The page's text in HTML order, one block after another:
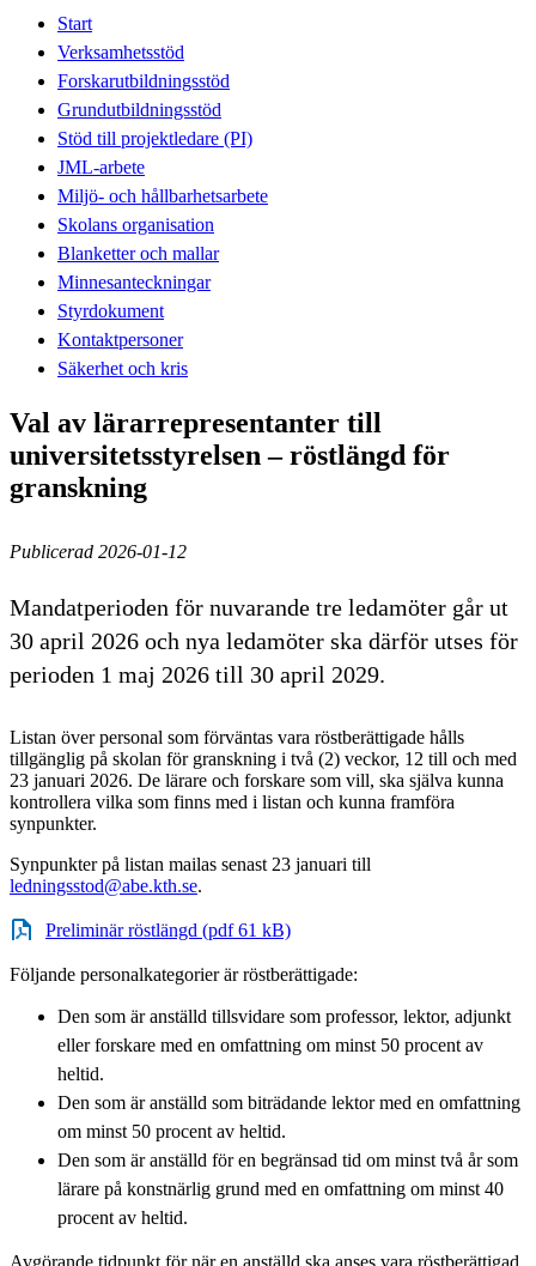
Start
Verksamhetsstöd
Forskarutbildningsstöd
Grundutbildningsstöd
Stöd till projektledare (PI)
JML-arbete
Miljö- och hållbarhetsarbete
Skolans organisation
Blanketter och mallar
Minnesanteckningar
Styrdokument
Kontaktpersoner
Säkerhet och kris
Val av lärarrepresentanter till
universitetsstyrelsen – röstlängd för
granskning
Publicerad 2026-01-12
Mandatperioden för nuvarande tre ledamöter går ut
30 april 2026 och nya ledamöter ska därför utses för
perioden 1 maj 2026 till 30 april 2029.
Listan över personal som förväntas vara röstberättigade hålls
tillgänglig på skolan för granskning i två (2) veckor, 12 till och med
23 januari 2026. De lärare och forskare som vill, ska själva kunna
kontrollera vilka som finns med i listan och kunna framföra
synpunkter.
Synpunkter på listan mailas senast 23 januari till
ledningsstod@abe.kth.se.
Preliminär röstlängd (pdf 61 kB)
Följande personalkategorier är röstberättigade:
Den som är anställd tillsvidare som professor, lektor, adjunkt
eller forskare med en omfattning om minst 50 procent av
heltid.
Den som är anställd som biträdande lektor med en omfattning
om minst 50 procent av heltid.
Den som är anställd för en begränsad tid om minst två år som
lärare på konstnärlig grund med en omfattning om minst 40
procent av heltid.
Avgörande tidpunkt för när en anställd ska anses vara röstberättigad